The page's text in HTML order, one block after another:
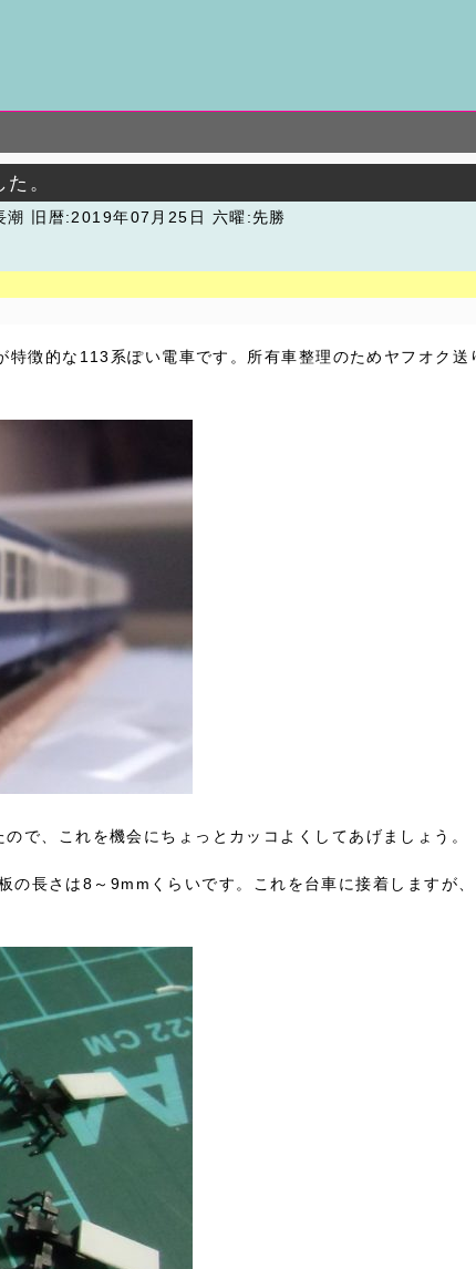
。
潮
旧暦:2019年07月25日 六曜:先勝
徴的な113系ぽい電車です。所有車整理のためヤフオク
で、これを機会にちょっとカッコよくしてあげましょう。
長さは8～9mmくらいです。これを台車に接着しますが